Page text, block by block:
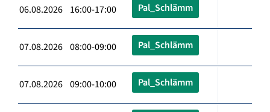
06.08.2026 16:00-17:00 Pal_Schlämm
07.08.2026 08:00-09:00 Pal_Schlämm
07.08.2026 09:00-10:00 Pal_Schlämm